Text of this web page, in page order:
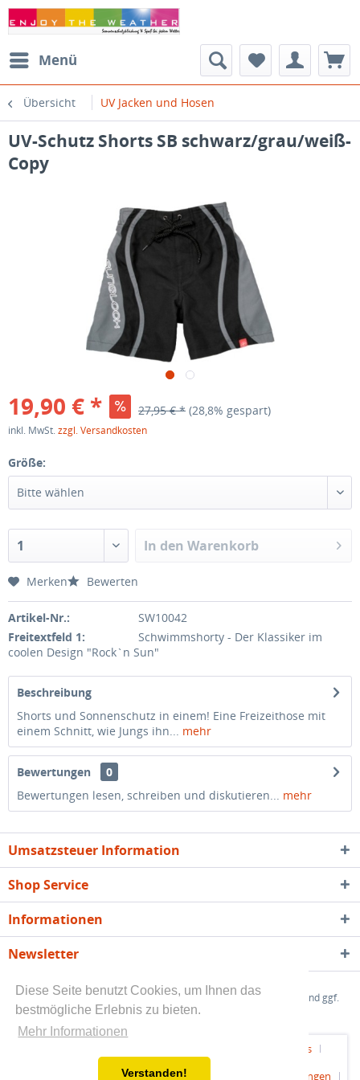
Diese Seite benutzt Cookies, um Ihnen das
bestmögliche Erlebnis zu bieten.
Mehr Informationen
Verstanden!
Menü
Übersicht UV Jacken und Hosen
UV-Schutz Shorts SB schwarz/grau/weiß-
Copy
19,90 € * 27,95 € * (28,8% gespart)
inkl. MwSt.zzgl. Versandkosten
Größe:
In den Warenkorb
Merken Bewerten
Artikel-Nr.:
SW10042
Freitextfeld 1:
Schwimmshorty - Der Klassiker im
coolen Design "Rock`n Sun"
Beschreibung
Shorts und Sonnenschutz in einem! Eine Freizeithose mit
einem Schnitt, wie Jungs ihn... mehr
Bewertungen
0
Bewertungen lesen, schreiben und diskutieren... mehr
Umsatzsteuer Information
Shop Service
Informationen
Newsletter
* Alle angegebenen Preise sind Endpreise zzgl.Versandkosten
und ggf.
Nachnahmegebühren, wenn nicht anders beschrieben
Über uns
Kontakt Versand und Zahlungsbedingungen